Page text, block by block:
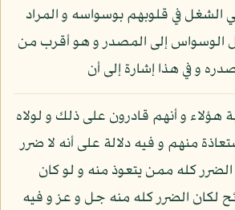
الشغل في قلوبهم بوسواسه و المراد
الوسواس إلى المصدر و هو أقرب من
و في هذا إشارة إلى أن
و أنهم قادرون على ذلك و لولاه
منهم و فيه دلالة على أنه لا ضرر
كله ممن يتعوذ منه و لو كان
لكان الضرر كله منه جل و عز و فيه